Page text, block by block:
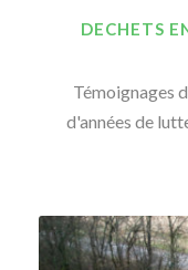
DECHETS
Témoignages
d'années de